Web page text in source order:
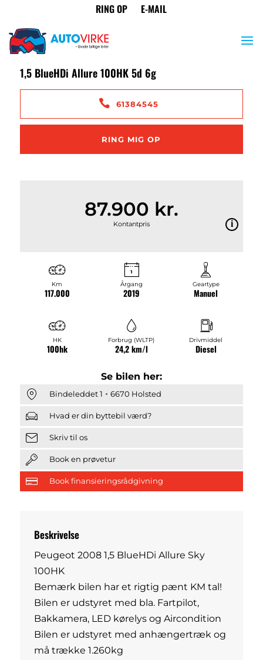
Tilbage til søgeresultat
Peugeot 2008
1,5 BlueHDi Allure 100HK 5d 6g
61384545
RING MIG OP
87.900 kr.
Kontantpris
Km
117.000
Årgang
2019
Geartype
Manuel
HK
100hk
Forbrug (WLTP)
24,2 km/l
Drivmiddel
Diesel
Se bilen her:
Bindeleddet 1 6670 Holsted
Hvad er din byttebil værd?
Skriv til os
Book en prøvetur
Book finansieringsrådgivning
Beskrivelse
Peugeot 2008 1,5 BlueHDi Allure Sky
100HK
Bemærk bilen har et rigtig pænt KM tal!
Bilen er udstyret med bla. Fartpilot,
Bakkamera, LED kørelys og Aircondition
Bilen er udstyret med anhængertræk og
må trække 1.260kg